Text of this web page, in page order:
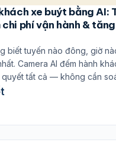
xe buýt bằng AI:
phí vận hành &
biết tuyến nào đông, giờ
Camera AI đếm hành
tất cả — không cần